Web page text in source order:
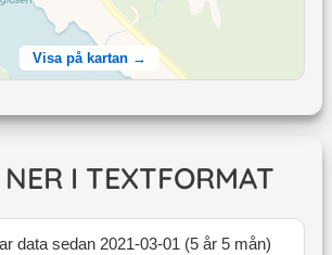
Visa på kartan →
I TEXTFORMAT
data sedan 2021-03-01(5 år 5 mån)